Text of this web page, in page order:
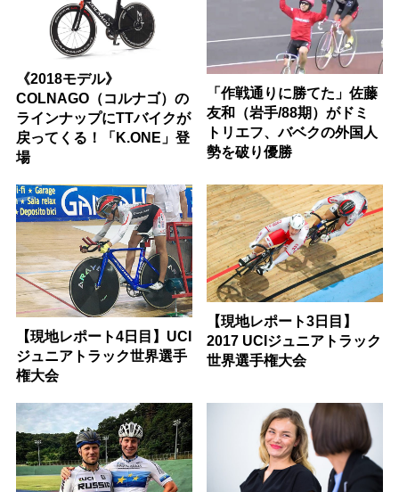
《2018モデル》
COLNAGO（コルナゴ）の
ラインナップにTTバイクが
戻ってくる！「K.ONE」登
場
「作戦通りに勝てた」佐藤
友和（岩手/88期）がドミ
トリエフ、バベクの外国人
勢を破り優勝
【現地レポート4日目】UCI
ジュニアトラック世界選手
権大会
【現地レポート3日目】
2017 UCIジュニアトラック
世界選手権大会